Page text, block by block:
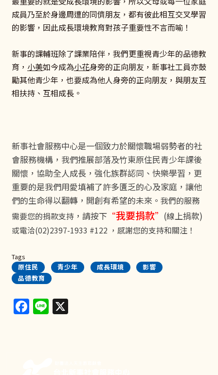
成員乃至於身邊周遭的同儕朋友，都有彼此相互交叉學習
的影響，因此成長環境教育對孩子重要性不言而喻！
新事的課輔班除了課業陪伴，我們更重視青少年的品德教
育， 小美如今成為小花身旁的正向朋友，新事社工員亦鼓
勵其他青少年，也要成為他人身旁的正向朋友，與朋友互
相扶持、互相成長。
新事社會服務中心是一個致力於關懷職場弱勢者的社
會服務機構，我們推展部落及竹東原住民青少年課後
關懷，協助全人成長，強化族群認同、快樂學習，更
重要的是我們用愛填補了許多匱乏的心及家庭，讓他
們的生命得以翻轉，開創有希望的未來。 我們的服務
需要您的捐款支持 ，請按下 “我要捐款” (線上捐款)
或電洽(02)2397-1933 #122 ，感謝您的支持和關注！
Tags
原住民
青少年 成長環境
影響
品德教育
Facebook
Line